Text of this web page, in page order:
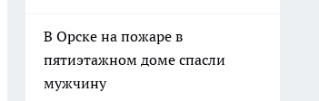
В Орске на пожаре в
пятиэтажном доме спасли
мужчину